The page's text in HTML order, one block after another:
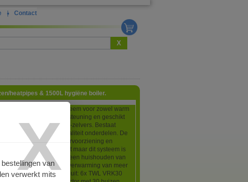
| Contact
X
X
van
verwerkt mits
heatpipes & 1500L hygiëne boiler.
zonneboiler-systeem voor zowel warm
als voor cv-ondersteuning en geschikt
montage door doe-het-zelvers. Bestaat
uit Europese topkwaliteit onderdelen. De
tussen tapwatervoorziening en
is niet vast maar dit systeem is
geschikt voor een huishouden van
6 personen en een vloerverwarming van meer
150m2. De set bestaat uit: 6x TWL VRK30